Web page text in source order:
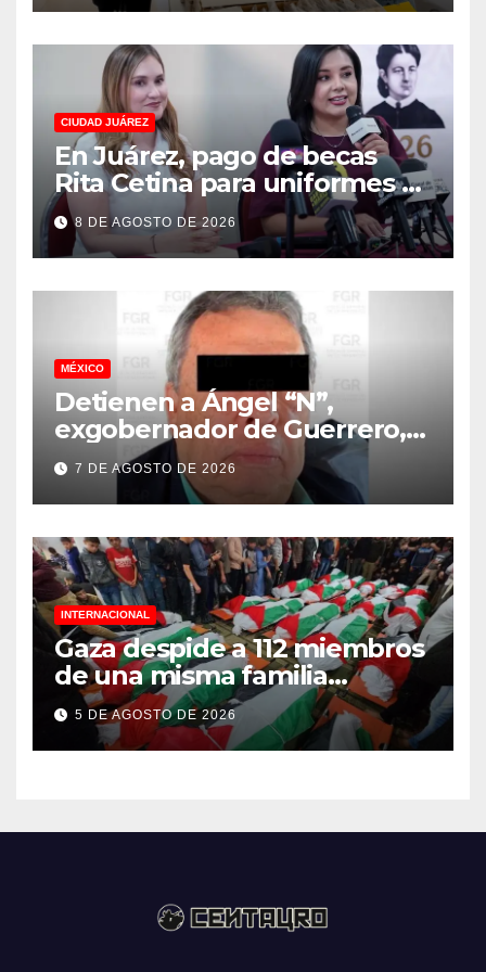
CIUDAD JUÁREZ
En Juárez, pago de becas
Rita Cetina para uniformes y
útiles escolares de primaria
8 DE AGOSTO DE 2026
MÉXICO
Detienen a Ángel “N”,
exgobernador de Guerrero,
vinculado a la desaparición
de los 43 normalistas de
Ayotzinapa
7 DE AGOSTO DE 2026
INTERNACIONAL
Gaza despide a 112 miembros
de una misma familia
asesinados durante el
genocidio
5 DE AGOSTO DE 2026